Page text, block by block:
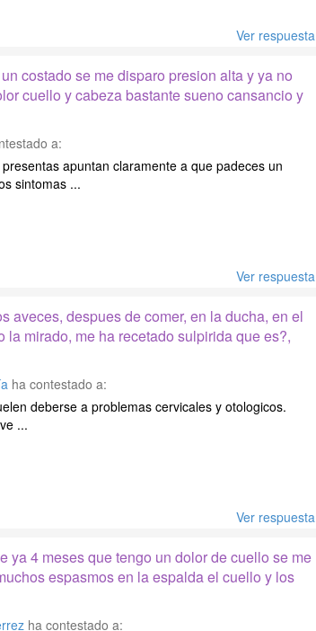
Ver respuesta
costado se me disparo presion alta y ya no
cuello y cabeza bastante sueno cansancio y
a:
apuntan claramente a que padeces un
sintomas ...
Ver respuesta
aveces, despues de comer, en la ducha, en el
mirado, me ha recetado sulpirida que es?,
ha contestado a:
deberse a problemas cervicales y otologicos.
...
Ver respuesta
ya 4 meses que tengo un dolor de cuello se me
espasmos en la espalda el cuello y los
ha contestado a: